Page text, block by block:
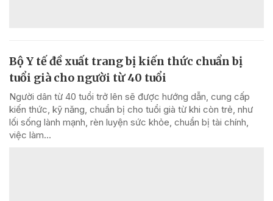
Bộ Y tế đề xuất trang bị kiến thức chuẩn bị
tuổi già cho người từ 40 tuổi
Người dân từ 40 tuổi trở lên sẽ được hướng dẫn, cung cấp
kiến thức, kỹ năng, chuẩn bị cho tuổi già từ khi còn trẻ, như
lối sống lành mạnh, rèn luyện sức khỏe, chuẩn bị tài chính,
việc làm...